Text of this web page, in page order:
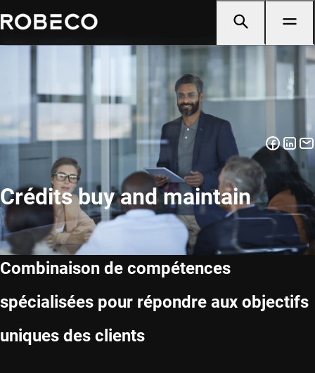
Crédits buy and maintain
Combinaison de compétences
spécialisées pour répondre aux objectifs
uniques des clients